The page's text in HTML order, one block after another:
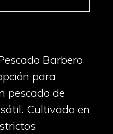
Barbero
para
pescado de
Cultivado en